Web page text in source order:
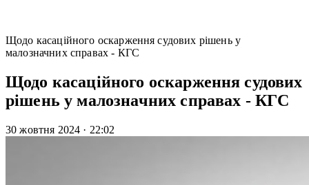
Щодо касаційного оскарження судових рішень у
малозначних справах - КГС
Щодо касаційного оскарження судових
рішень у малозначних справах - КГС
30 жовтня 2024 · 22:02